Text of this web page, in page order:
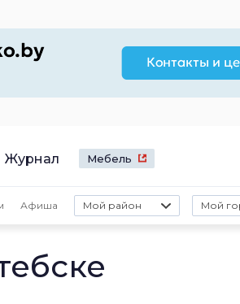
Журнал Мебель
Афиша Мой район Мой